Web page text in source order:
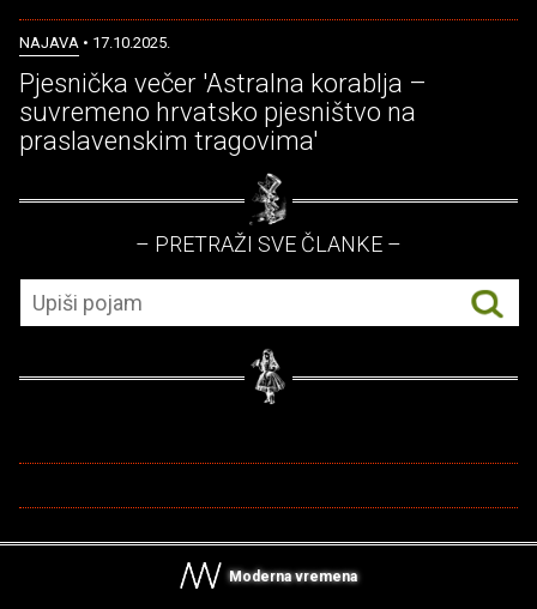
NAJAVA • 17.10.2025.
Pjesnička večer 'Astralna korablja –
suvremeno hrvatsko pjesništvo na
praslavenskim tragovima'
– PRETRAŽI SVE ČLANKE –
Moderna vremena